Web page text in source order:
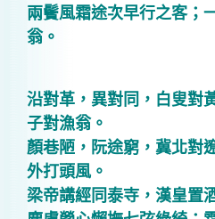
兩鬢風霜途次早行之客；
翁。
沿對革，異對同，白叟對
子對漁翁。
顏巷陋，阮途窮，冀北對
外打頭風。
梁帝講經同泰寺，漢皇置